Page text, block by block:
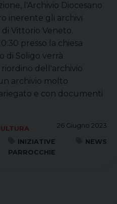
l'Archivio Diocesano
inerente gli archivi
Vittorio Veneto.
presso la chiesa
di Soligo verrà
dell'archivio
archivio molto
e con documenti
26 Giugno 2023
INIZIATIVE
PARROCCHIE
NEWS